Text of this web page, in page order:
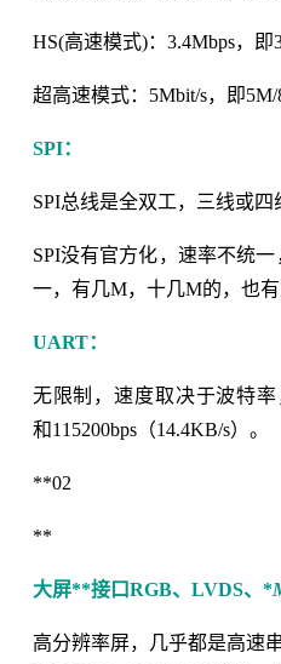
HS(高速模式)：3.4Mbps，即
超高速模式：5Mbit/s，即5M/
SPI：
SPI总线是全双工，三线或四
SPI没有官方化，速率不统
一，有几M，十几M的，也
UART：
无限制，速度取决于波特率
和115200bps（14.4KB/s）。
**02
**
大屏**接口RGB、LVDS、*
高分辨率屏，几乎都是高速